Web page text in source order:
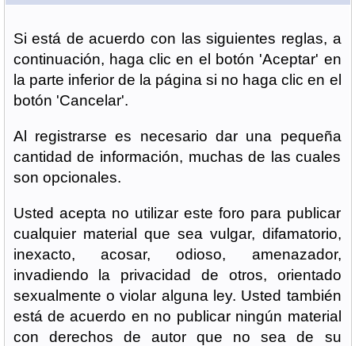
Si está de acuerdo con las siguientes reglas, a
continuación, haga clic en el botón 'Aceptar' en
la parte inferior de la página si no haga clic en el
botón 'Cancelar'.
Al registrarse es necesario dar una pequeña
cantidad de información, muchas de las cuales
son opcionales.
Usted acepta no utilizar este foro para publicar
cualquier material que sea vulgar, difamatorio,
inexacto, acosar, odioso, amenazador,
invadiendo la privacidad de otros, orientado
sexualmente o violar alguna ley. Usted también
está de acuerdo en no publicar ningún material
con derechos de autor que no sea de su